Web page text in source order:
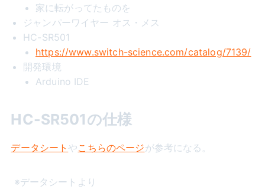
家に転がってたものを
ジャンパーワイヤー オス・メス
HC-SR501
https://www.switch-science.com/catalog/7139/
開発環境
Arduino IDE
HC-SR501の仕様
データシート やこちらのページが参考になる。
※データシートより